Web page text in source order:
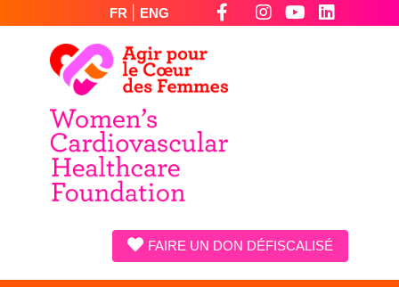
FR ENG
FAIRE UN DON DÉFISCALISÉ